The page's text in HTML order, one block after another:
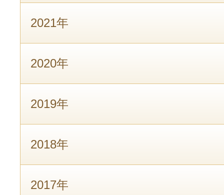
2021年
2020年
2019年
2018年
2017年